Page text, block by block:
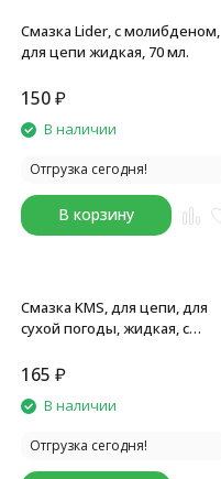
Смазка Lider, с молибденом,
для цепи жидкая, 70 мл.
150₽
В наличии
Отгрузка сегодня!
В корзину
Смазка KMS, для цепи, для
сухой погоды, жидкая, с
165 ₽
В наличии
Отгрузка сегодня!